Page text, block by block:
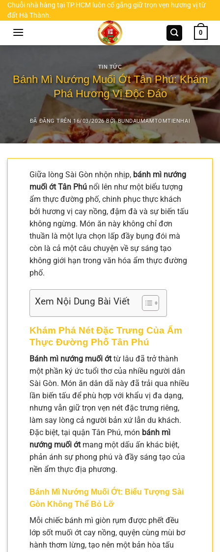
Chuyển
đến
Chuỗi nhà hàng tại TP.HCM luôn cố gắng giữ trọn vẹn hương vị từ
đất Hà Thành.
0
TIN TỨC
Bánh Mì Nướng Muối Ớt Tân Phú: Khám
Phá Hương Vị Độc Đáo
ĐÃ ĐĂNG TRÊN 16/03/2026 BỞIBUNDAUMAMTOMTIENHAI
Giữa lòng Sài Gòn nhộn nhịp, bánh mì nướng
muối ớt Tân Phú nổi lên như một biểu tượng
ẩm thực đường phố, chinh phục thực khách
bởi hương vị cay nồng, đậm đà và sự biến tấu
không ngừng. Món ăn này không chỉ đơn
thuần là một lựa chọn lấp đầy bụng đói mà
còn là cả một câu chuyện về sự sáng tạo
không giới hạn trong văn hóa ẩm thực đường
phố.
Xem Nội Dung Bài Viết
Khám Phá Nét Đặc Trưng Của Ẩm
Thực Đường Phố Tân Phú
Bánh mì nướng muối ớttừ lâu đã trở thành
một phần ký ức tuổi thơ của nhiều người dân
Sài Gòn. Món ăn dân dã này đã trải qua nhiều
lần biến tấu để phù hợp với khẩu vị đa dạng,
nhưng vẫn giữ trọn vẹn nét đặc trưng riêng,
làm say lòng cả người bản xứ lẫn du khách.
Đặc biệt, tại quận Tân Phú, món bánh mì
nướng muối ớtmang một dấu ấn khác biệt,
phản ánh sự phong phú và đầy sáng tạo của
nền ẩm thực địa phương.
Bánh Mì Nướng Muối Ớt: Biểu Tượng Sài
Gòn Không Thể Bỏ Lỡ
Mỗi chiếc bánh mì giòn rụm được phết đều
lớp sốt muối ớt cay nồng, quyện cùng mùi bơ
hành thơm lừng, tạo nên một bản hòa tấu